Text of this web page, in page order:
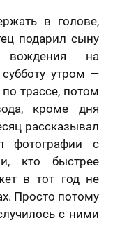
в голове,
подарил сыну
вождения на
утром —
трассе, потом
кроме дня
рассказывал
фотографии с
кто быстрее
в тот год не
Просто потому
с ними